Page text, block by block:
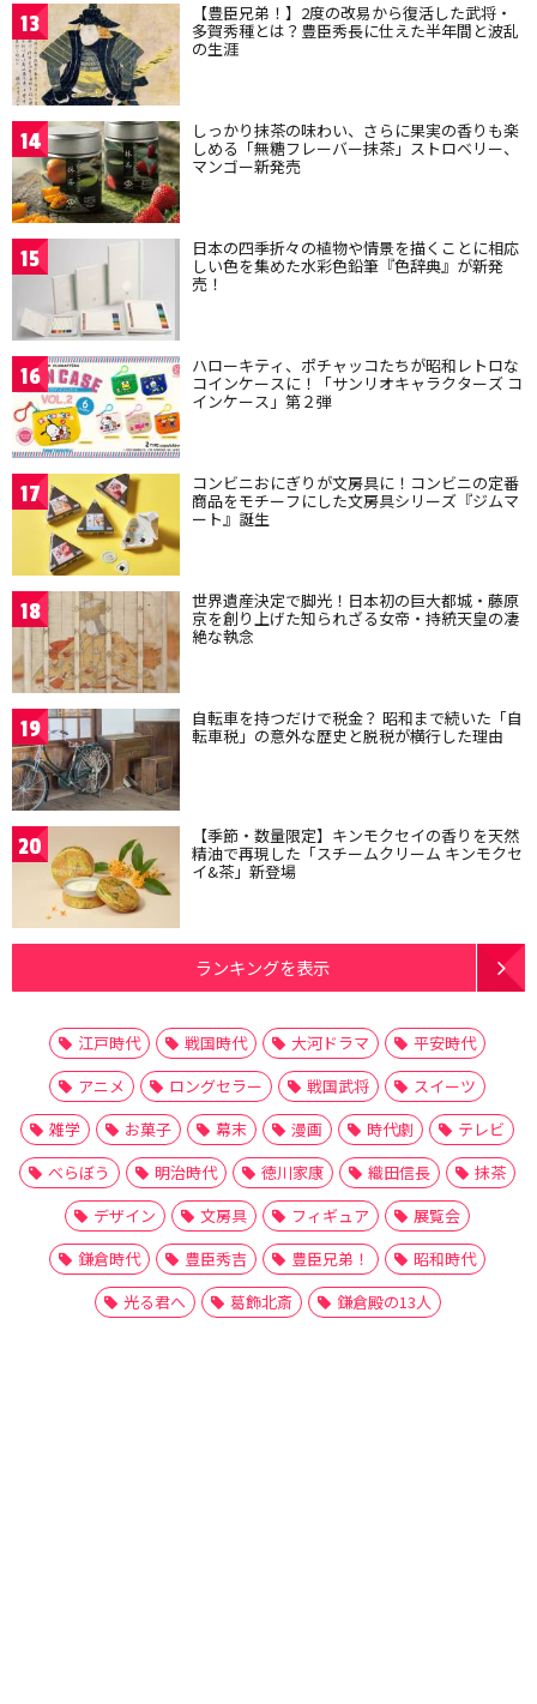
13 【豊臣兄弟！】2度の改易から復活した武将・
多賀秀種とは？豊臣秀長に仕えた半年間と波乱
の生涯
14 しっかり抹茶の味わい、さらに果実の香りも楽
しめる「無糖フレーバー抹茶」ストロベリー、
マンゴー新発売
15 日本の四季折々の植物や情景を描くことに相応
しい色を集めた水彩色鉛筆『色辞典』が新発
売！
16 ハローキティ、ポチャッコたちが昭和レトロな
コインケースに！「サンリオキャラクターズ コ
インケース」第２弾
17 コンビニおにぎりが文房具に！コンビニの定番
商品をモチーフにした文房具シリーズ『ジムマ
ート』誕生
18 世界遺産決定で脚光！日本初の巨大都城・藤原
京を創り上げた知られざる女帝・持統天皇の凄
絶な執念
19 自転車を持つだけで税金？ 昭和まで続いた「自
転車税」の意外な歴史と脱税が横行した理由
20 【季節・数量限定】キンモクセイの香りを天然
精油で再現した「スチームクリーム キンモクセ
イ&茶」新登場
ランキングを表示
江戸時代 戦国時代 大河ドラマ
平安時代
アニメ
ロングセラー 戦国武将
スイーツ
雑学
お菓子 幕末 漫画 時代劇
テレビ
べらぼう
明治時代 徳川家康 織田信長
抹茶
デザイン
文房具 フィギュア
展覧会
鎌倉時代
豊臣秀吉 豊臣兄弟！
昭和時代
光る君へ
葛飾北斎 鎌倉殿の13人